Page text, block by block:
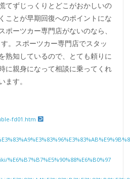
てずじっくりとどこがおかしいの
ことが早期回復へのポイントにな
ポーツカー専門店がないのなら、
。スポーツカー専門店でスタッ
熟知しているので、とても頼りに
に親身になって相談に乗ってくれ
ます。
fd01.htm